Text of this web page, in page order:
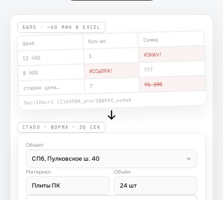
БЫЛО · ~60 МИН В EXCEL
Цена Кол-во Сумма
12 400 3 #ЗНАЧ!
8 900 #ССЫЛКА! ???
старая цена… 7 91 300
Лист1Лист1 (2)КОПИЯ_итог2ФИНАЛ_новый
СТАЛО · ФОРМА · 30 СЕК
Объект
СПб, Пулковское ш. 40
Материал
Плиты ПК
Объём
24 шт